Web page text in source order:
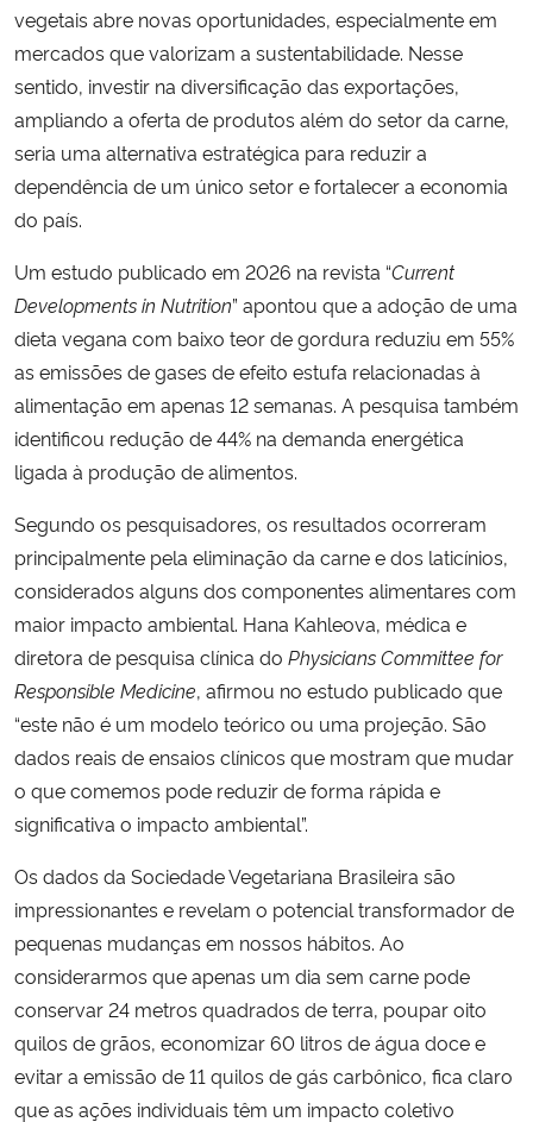
vegetais abre novas oportunidades, especialmente em
mercados que valorizam a sustentabilidade. Nesse
sentido, investir na diversificação das exportações,
ampliando a oferta de produtos além do setor da carne,
seria uma alternativa estratégica para reduzir a
dependência de um único setor e fortalecer a economia
do país.
Um estudo publicado em 2026 na revista “Current
Developments in Nutrition” apontou que a adoção de uma
dieta vegana com baixo teor de gordura reduziu em 55%
as emissões de gases de efeito estufa relacionadas à
alimentação em apenas 12 semanas. A pesquisa também
identificou redução de 44% na demanda energética
ligada à produção de alimentos.
Segundo os pesquisadores, os resultados ocorreram
principalmente pela eliminação da carne e dos laticínios,
considerados alguns dos componentes alimentares com
maior impacto ambiental. Hana Kahleova, médica e
diretora de pesquisa clínica do Physicians Committee for
Responsible Medicine, afirmou no estudo publicado que
“este não é um modelo teórico ou uma projeção. São
dados reais de ensaios clínicos que mostram que mudar
o que comemos pode reduzir de forma rápida e
significativa o impacto ambiental”.
Os dados da Sociedade Vegetariana Brasileira são
impressionantes e revelam o potencial transformador de
pequenas mudanças em nossos hábitos. Ao
considerarmos que apenas um dia sem carne pode
conservar 24 metros quadrados de terra, poupar oito
quilos de grãos, economizar 60 litros de água doce e
evitar a emissão de 11 quilos de gás carbônico, fica claro
que as ações individuais têm um impacto coletivo